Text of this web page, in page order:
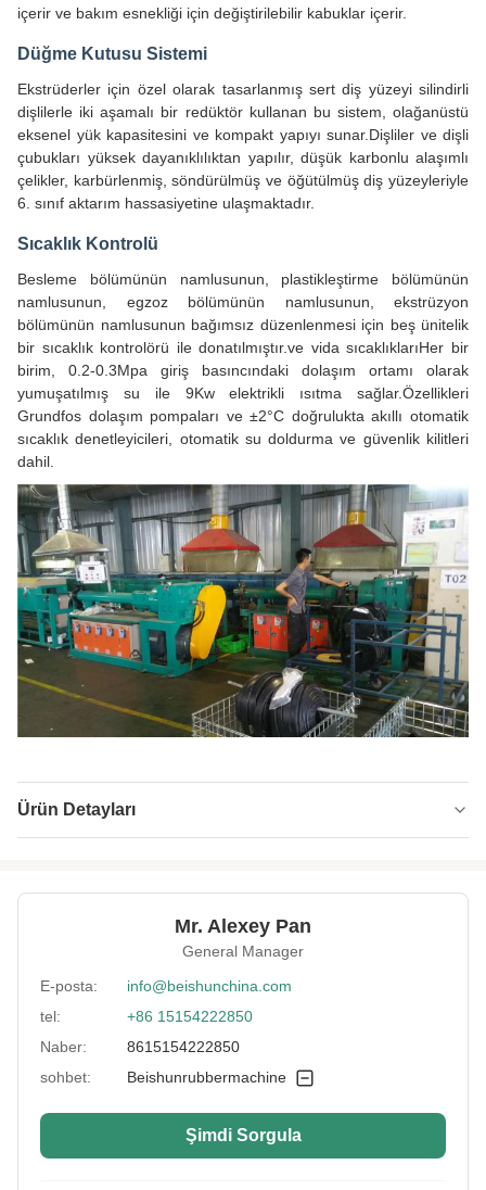
içerir ve bakım esnekliği için değiştirilebilir kabuklar içerir.
Düğme Kutusu Sistemi
Ekstrüderler için özel olarak tasarlanmış sert diş yüzeyi silindirli
dişlilerle iki aşamalı bir redüktör kullanan bu sistem, olağanüstü
eksenel yük kapasitesini ve kompakt yapıyı sunar.Dişliler ve dişli
çubukları yüksek dayanıklılıktan yapılır, düşük karbonlu alaşımlı
çelikler, karbürlenmiş, söndürülmüş ve öğütülmüş diş yüzeyleriyle
6. sınıf aktarım hassasiyetine ulaşmaktadır.
Sıcaklık Kontrolü
Besleme bölümünün namlusunun, plastikleştirme bölümünün
namlusunun, egzoz bölümünün namlusunun, ekstrüzyon
bölümünün namlusunun bağımsız düzenlenmesi için beş ünitelik
bir sıcaklık kontrolörü ile donatılmıştır.ve vida sıcaklıklarıHer bir
birim, 0.2-0.3Mpa giriş basıncındaki dolaşım ortamı olarak
yumuşatılmış su ile 9Kw elektrikli ısıtma sağlar.Özellikleri
Grundfos dolaşım pompaları ve ±2°C doğrulukta akıllı otomatik
sıcaklık denetleyicileri, otomatik su doldurma ve güvenlik kilitleri
dahil.
Ürün Detayları
Screw Material: 38crmoala
Voltage: Müşteri Talebi
Key Selling Points:Yüksek doğruluk
Applicable
Üretim Tesisi
Mr. Alexey Pan
General Manager
E-posta:
info@beishunchina.com
tel:
+86 15154222850
Naber:
8615154222850
sohbet:
Beishunrubbermachine
Şimdi Sorgula